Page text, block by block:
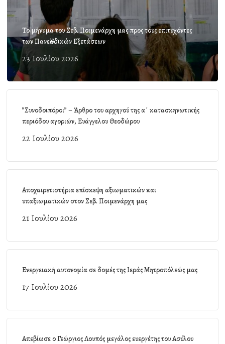
Το μήνυμα του Σεβ. Ποιμενάρχη μας προς τους επιτυχόντες
των Πανελλαδικών Εξετάσεων
23 Ιουλίου 2026
”Συνοδοιπόροι” – Άρθρο του αρχηγού της α΄ κατασκηνωτικής
περιόδου αγοριών, Ευάγγελου Θεοδώρου
22 Ιουλίου 2026
Αποχαιρετιστήρια επίσκεψη αξιωματικών και
υπαξιωματικών στον Σεβ. Ποιμενάρχη μας
21 Ιουλίου 2026
Ενεργειακή αυτονομία σε δομές της Ιεράς Μητροπόλεώς μας
17 Ιουλίου 2026
Απεβίωσε ο Γεώργιος Λουπός μεγάλος ευεργέτης του Ασύλου